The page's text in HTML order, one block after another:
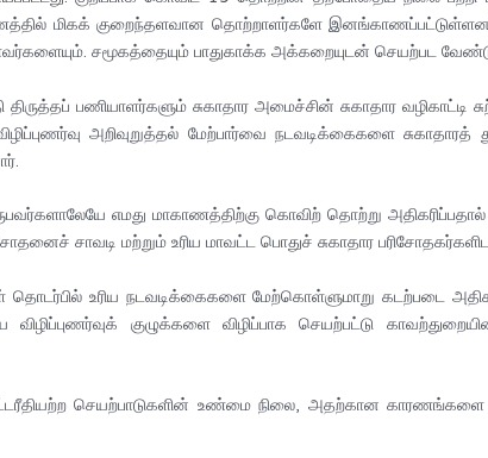
மிகக் குறைந்தளவான தொற்றாளர்களே
சமூகத்தையும் பாதுகாக்க அக்கறையுடன் செயற்பட
பணியாளர்களும் சுகாதார அமைச்சின் சுகாதார வழிகாட்டி
அறிவுறுத்தல் மேற்பார்வை நடவடிக்கைகளை
எமது மாகாணத்திற்கு கொவிற் தொற்று
சாவடி மற்றும் உரிய மாவட்ட பொதுச் சுகாதார
உரிய நடவடிக்கைகளை மேற்கொள்ளுமாறு கடற்படை
விழிப்புணர்வுக் குழுக்களை விழிப்பாக செயற்பட்டு
செயற்பாடுகளின் உண்மை நிலை, அதற்கான காரணங்களை